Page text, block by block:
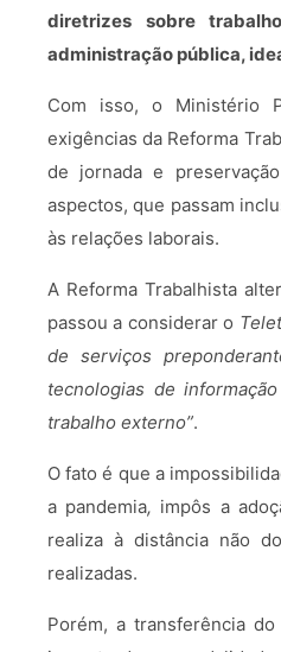
diretrizes sobre
administração pública,
Com isso, o Ministério
exigências da Reforma
de jornada e
aspectos, que passam
às relações laborais.
A Reforma Trabalhista
passou a considerar o
de serviços
tecnologias de
trabalho externo”.
O fato é que a
a pandemia, impôs a
realiza à distância não
realizadas.
Porém, a transferência